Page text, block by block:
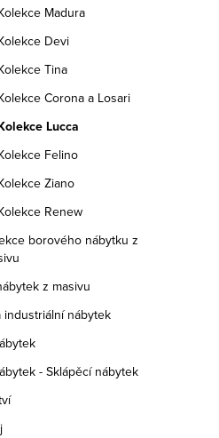
Madura
Devi
Tina
Corona a Losari
Lucca
Felino
Ziano
Renew
borového nábytku z
z masivu
industriální nábytek
- Sklápěcí nábytek